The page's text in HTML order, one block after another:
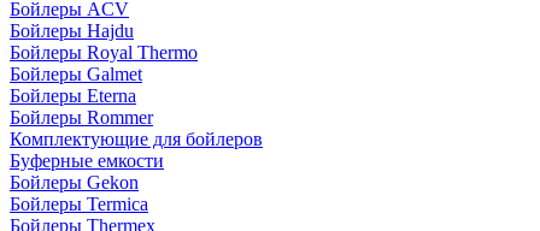
Бойлеры ACV
Бойлеры Hajdu
Бойлеры Royal Thermo
Бойлеры Galmet
Бойлеры Eterna
Бойлеры Rommer
Комплектующие для бойлеров
Буферные емкости
Бойлеры Gekon
Бойлеры Termica
Бойлеры Thermex